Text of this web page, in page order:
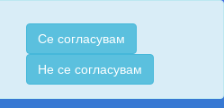
Се согласувам
Не се согласувам